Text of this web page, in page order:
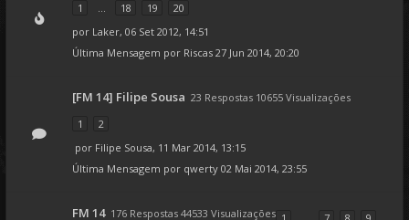
1
... 18 19
20
por Laker, 06 Set 2012, 14:51
Última Mensagem por Riscas 27 Jun 2014, 20:20
[FM 14] Filipe Sousa 23 Respostas 10655 Visualizações
1
2
por Filipe Sousa, 11 Mar 2014, 13:15
Última Mensagem por qwerty 02 Mai 2014, 23:55
FM 14 176 Respostas 44533 Visualizações